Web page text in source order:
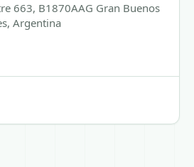
663, B1870AAG Gran Buenos
Argentina